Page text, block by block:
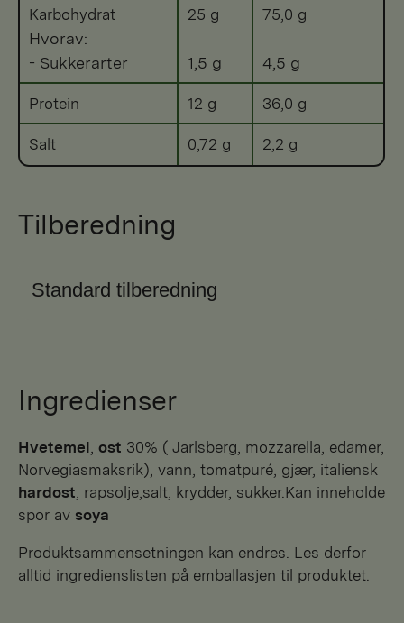
Karbohydrat
Hvorav:
- Sukkerarter
25 g
1,5 g
75,0 g
4,5 g
Protein 12 g 36,0 g
Salt 0,72 g 2,2 g
Tilberedning
Standard tilberedning
Ingredienser
hvetemel ,ost 30% ( Jarlsberg, mozzarella, edamer,
Norvegiasmaksrik), vann, tomatpuré, gjær, italiensk
hardost , rapsolje,salt, krydder, sukker.Kan inneholde
spor avsoya
Produktsammensetningen kan endres. Les derfor
alltid ingredienslisten på emballasjen til produktet.